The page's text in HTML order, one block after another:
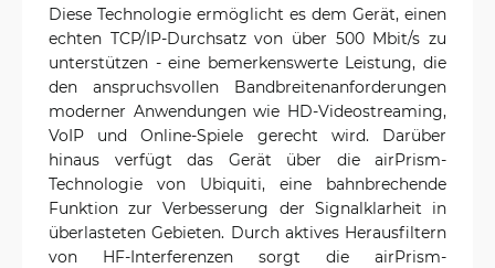
Diese Technologie ermöglicht es dem Gerät, einen
echten TCP/IP-Durchsatz von über 500 Mbit/s zu
unterstützen - eine bemerkenswerte Leistung, die
den anspruchsvollen Bandbreitenanforderungen
moderner Anwendungen wie HD-Videostreaming,
VoIP und Online-Spiele gerecht wird. Darüber
hinaus verfügt das Gerät über die airPrism-
Technologie von Ubiquiti, eine bahnbrechende
Funktion zur Verbesserung der Signalklarheit in
überlasteten Gebieten. Durch aktives Herausfiltern
von HF-Interferenzen sorgt die airPrism-